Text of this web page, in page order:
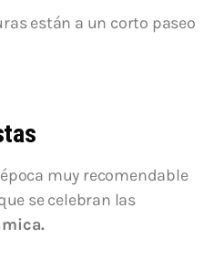
están a un corto paseo
muy recomendable
se celebran las